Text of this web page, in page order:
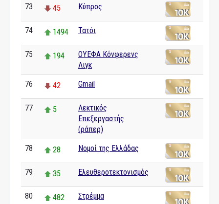
73 45 Κύπρος
74 1494 Τατόι
75 194
ΟΥΕΦΑ Κόνφερενς
Λιγκ
76 42 Gmail
77 5
Λεκτικός
Επεξεργαστής
(ράπερ)
78 28 Νομοί της Ελλάδας
79 35 Ελευθεροτεκτονισμός
80 482 Στρέμμα